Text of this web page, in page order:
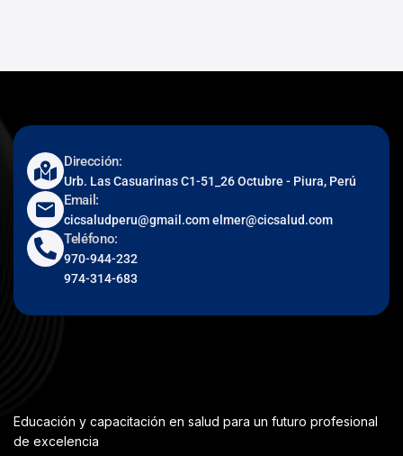
Dirección:
Urb. Las Casuarinas C1-51_26 Octubre - Piura, Perú
Email:
cicsaludperu@gmail.com elmer@cicsalud.com
Teléfono:
970-944-232
974-314-683
Educación y capacitación en salud para un futuro profesional
de excelencia